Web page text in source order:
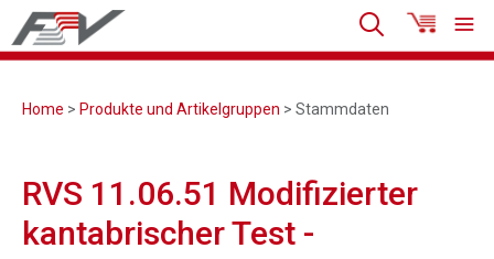
Home > Produkte und Artikelgruppen > Stammdaten
RVS 11.06.51 Modifizierter
kantabrischer Test -